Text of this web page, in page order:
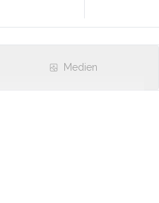
Medien